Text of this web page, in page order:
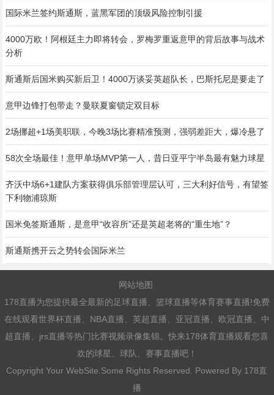
国际米兰签约斯通斯，蓝黑军团的顶级风险控制引援
4000万欧！阿根廷主力即将转会，罗梅罗重返意甲的背后故事与战术
分析
斯通斯后国米购买新后卫！4000万谈妥英超队长，巴斯托尼是要走了
意甲边锋打包带走？曼联夏窗锁定双目标
2场挪超+1场美职联，今晚3场比赛精准预测，强弱差距大，爆冷悬了
58次全场最佳！意甲单场MVP第一人，昔日亚平宁半岛最有魅力球星
齐沃中场6+1建队方案获得俱乐部管理层认可，三大利好信号，有望签
下利物浦琼斯
国米免签斯通斯，是意甲“收容所”还是英超老将的“重生地”？
斯通斯携开云之势转会国际米兰
网站地图
178直播为您提供最全最新的足球直播、篮球直播等体育赛事直播!免费
在线观看世界杯直播、NBA直播、英超直播、亚冠直播、欧冠直播、中
超直播、jrs直播等热门比赛视频录像集锦。快来178体育直播观看您喜
欢的球星、球队、赛事直播吧！
Copyright Your WebSite.Some Rights Reserved. Powered By 178直
播